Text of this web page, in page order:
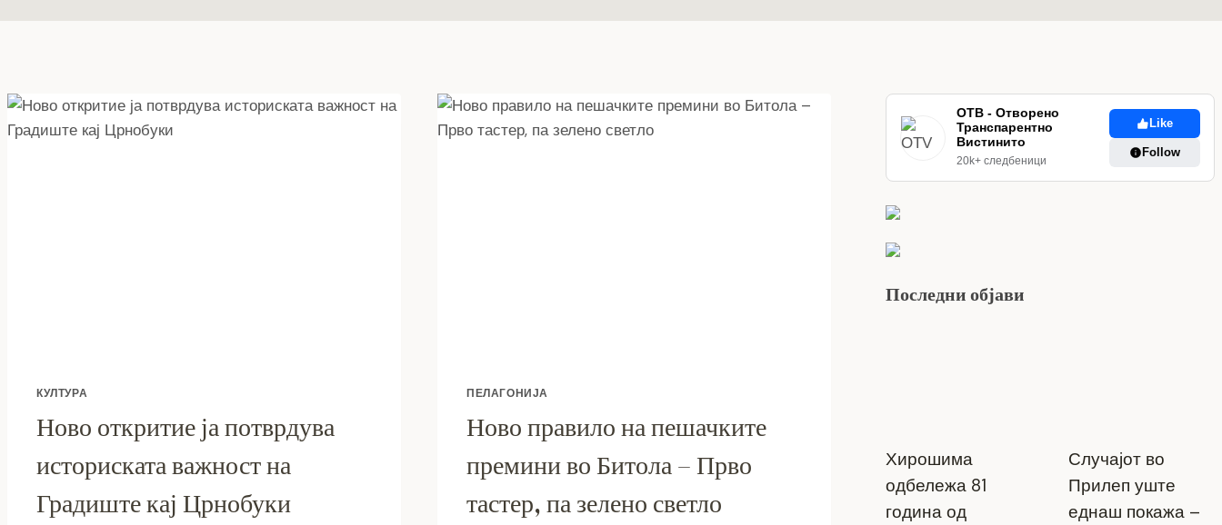
КУЛТУРА
Ново откритие ја потврдува
историската важност на
Градиште кај Црнобуки
ПЕЛАГОНИЈА
Ново правило на пешачките
премини во Битола – Прво
тастер, па зелено светло
ОТВ - Отворено
Транспарентно
Вистинито
20k+ следбеници
Like
Follow
Последни објави
Хирошима
одбележа 81
година од
Случајот во
Прилеп уште
еднаш покажа –